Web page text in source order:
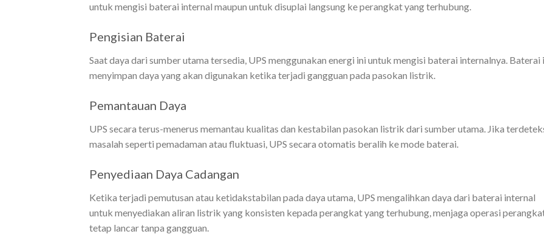
untuk mengisi baterai internal maupun untuk disuplai langsung ke perangkat yang terhubung.
Pengisian Baterai
Saat daya dari sumber utama tersedia, UPS menggunakan energi ini untuk mengisi baterai internalnya. Baterai
menyimpan daya yang akan digunakan ketika terjadi gangguan pada pasokan listrik.
Pemantauan Daya
UPS secara terus-menerus memantau kualitas dan kestabilan pasokan listrik dari sumber utama. Jika
masalah seperti pemadaman atau fluktuasi, UPS secara otomatis beralih ke mode baterai.
Penyediaan Daya Cadangan
Ketika terjadi pemutusan atau ketidakstabilan pada daya utama, UPS mengalihkan daya dari baterai internal
untuk menyediakan aliran listrik yang konsisten kepada perangkat yang terhubung, menjaga operasi
tetap lancar tanpa gangguan.